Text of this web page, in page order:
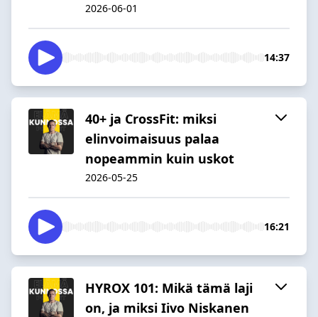
2026-06-01
14:37
40+ ja CrossFit: miksi
elinvoimaisuus palaa
nopeammin kuin uskot
2026-05-25
16:21
HYROX 101: Mikä tämä laji
on, ja miksi Iivo Niskanen